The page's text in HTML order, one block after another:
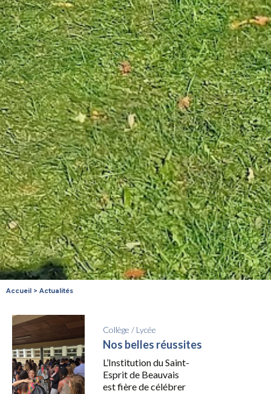
Accueil > Actualités
Collège / Lycée
Nos belles réussites
L’Institution du Saint-
Esprit de Beauvais
est fière de célébrer